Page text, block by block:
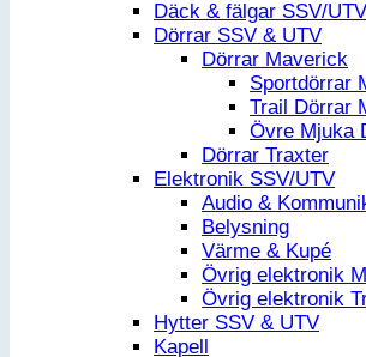
Däck & fälgar SSV/UTV
Dörrar SSV & UTV
Dörrar Maverick
Sportdörrar
Trail Dörrar
Övre Mjuka
Dörrar Traxter
Elektronik SSV/UTV
Audio &
Belysning
Värme & Kupé
Övrig elektronik
Övrig elektronik
Hytter SSV & UTV
Kapell